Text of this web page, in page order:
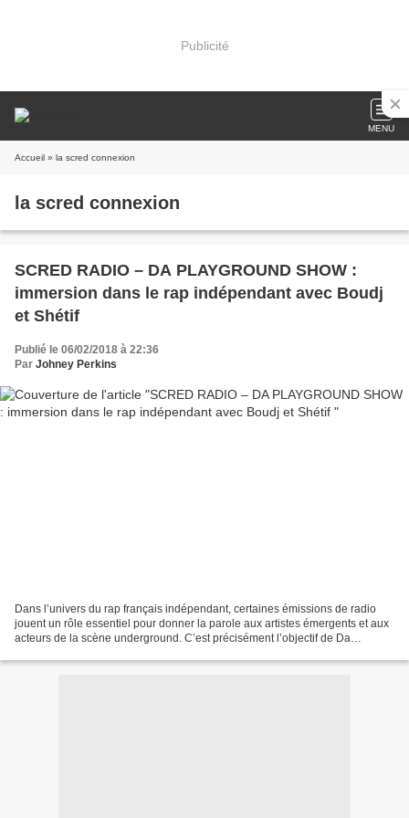
Publicité
MENU
Accueil » la scred connexion
la scred connexion
SCRED RADIO – DA PLAYGROUND SHOW :
immersion dans le rap indépendant avec Boudj
et Shétif
Publié le 06/02/2018 à 22:36
Par Johney Perkins
Dans l’univers du rap français indépendant, certaines émissions de radio
jouent un rôle essentiel pour donner la parole aux artistes émergents et aux
acteurs de la scène underground. C’est précisément l’objectif de Da